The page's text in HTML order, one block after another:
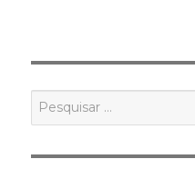
Pesquisar
por: